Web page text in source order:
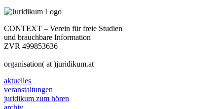
CONTEXT – Verein für freie Studien
und brauchbare Information
ZVR 499853636
organisation( at )juridikum.at
aktuelles
veranstaltungen
juridikum zum hören
archiv